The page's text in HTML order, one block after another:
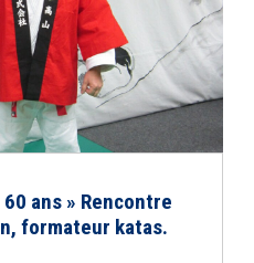
60 ans » Rencontre
formateur katas.